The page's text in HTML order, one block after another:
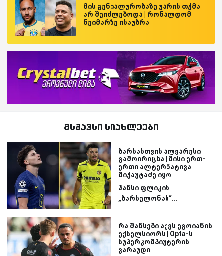
მის გენიალურობაზე უარის თქმა
არ შეიძლებოდა | რონალდომ
ნეიმარზე ისაუბრა
მსგავსი სიახლეები
ბარსასთვის ალვარესი
გამოირიცხა | მისი ერთ-
ერთი ალტერნატივა
მიქაუტაძე იყო
ჰანსი ფლიკის
„ბარსელონას“...
რა შანსები აქვს ეგოიანის
ექსელსიორს | Opta-ს
სუპერკომპიუტერის
ვარაუდი